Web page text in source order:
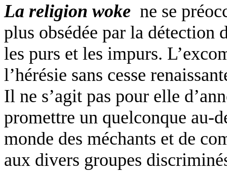
La religion woke ne se
plus obsédée par la détection
les purs et les impurs.
l’hérésie sans cesse
Il ne s’agit pas pour elle
promettre un quelconque au-
monde des méchants et de
aux divers groupes